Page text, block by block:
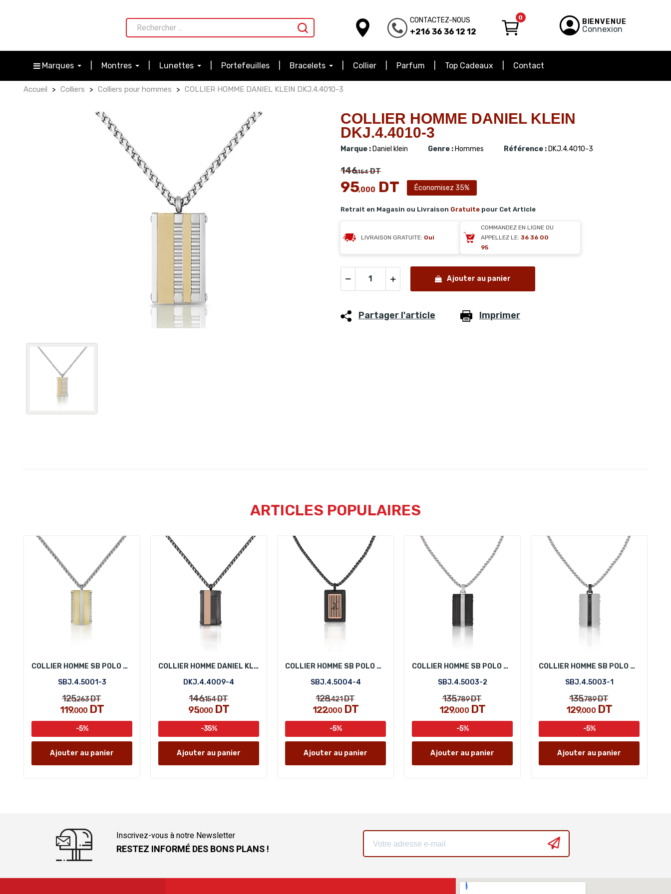
CONTACTEZ-NOUS
+216 36 36 12 12
0 BIENVENUE
Connexion
Marques Montres Lunettes Portefeuilles Bracelets Collier Parfum Top Cadeaux Contact
Accueil Colliers Colliers pour hommes COLLIER HOMME DANIEL KLEIN DKJ.4.4010-3
COLLIER HOMME DANIEL KLEIN
DKJ.4.4010-3
Marque : Daniel klein Genre : Hommes Référence : DKJ.4.4010-3
146,154DT
95,000 DT Économisez 35%
Retrait en Magasin ou Livraison Gratuite pour Cet Article
LIVRAISON GRATUITE: Oui
COMMANDEZ EN LIGNE OU
APPELLEZ LE: 36 36 00
95
Ajouter au panier
Partager l'article Imprimer
ARTICLES POPULAIRES
COLLIER HOMME SB POLO SBJ.4.5001-3
SBJ.4.5001-3
125,263DT
119,000 DT
-5%
Ajouter au panier
COLLIER HOMME DANIEL KLEIN DKJ.4.4009-4
DKJ.4.4009-4
146,154DT
95,000 DT
-35%
Ajouter au panier
COLLIER HOMME SB POLO SBJ.4.5004-4
SBJ.4.5004-4
128,421DT
122,000DT
-5%
Ajouter au panier
COLLIER HOMME SB POLO SBJ.4.5003-2
SBJ.4.5003-2
135,789DT
129,000DT
-5%
Ajouter au panier
COLLIER HOMME SB POLO SBJ.4.5003-1
SBJ.4.5003-1
135,789DT
129,000DT
-5%
Ajouter au panier
Inscrivez-vous à notre Newsletter
RESTEZ INFORMÉ DES BONS PLANS !